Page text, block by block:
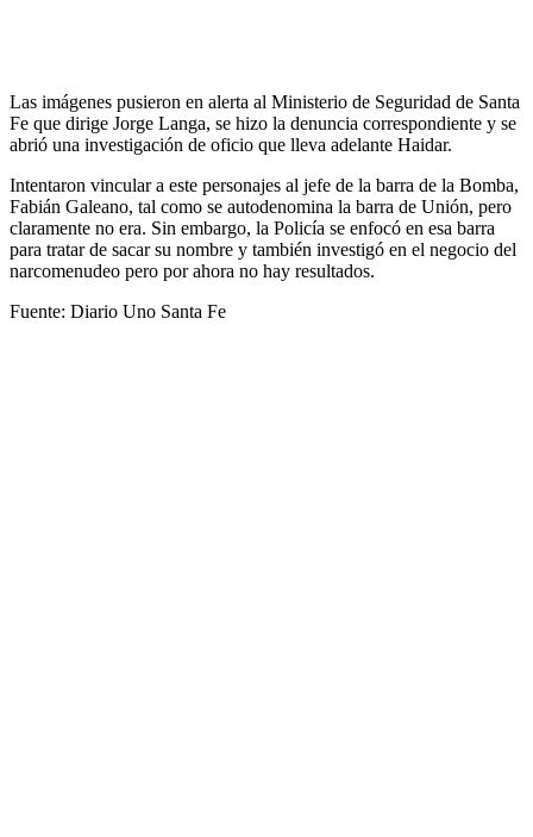
Las imágenes pusieron en alerta al Ministerio de Seguridad de Santa
Fe que dirige Jorge Langa, se hizo la denuncia correspondiente y se
abrió una investigación de oficio que lleva adelante Haidar.
Intentaron vincular a este personajes al jefe de la barra de la Bomba,
Fabián Galeano, tal como se autodenomina la barra de Unión, pero
claramente no era. Sin embargo, la Policía se enfocó en esa barra
para tratar de sacar su nombre y también investigó en el negocio del
narcomenudeo pero por ahora no hay resultados.
Fuente: Diario Uno Santa Fe